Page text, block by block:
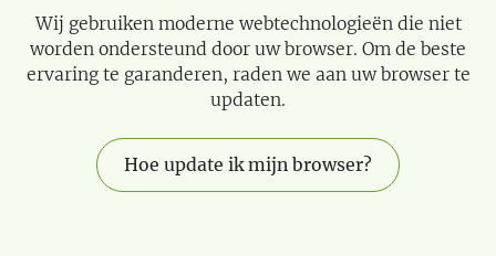
Wij gebruiken moderne webtechnologieën die niet
worden ondersteund door uw browser. Om de beste
ervaring te garanderen, raden we aan uw browser te
updaten.
Hoe update ik mijn browser?